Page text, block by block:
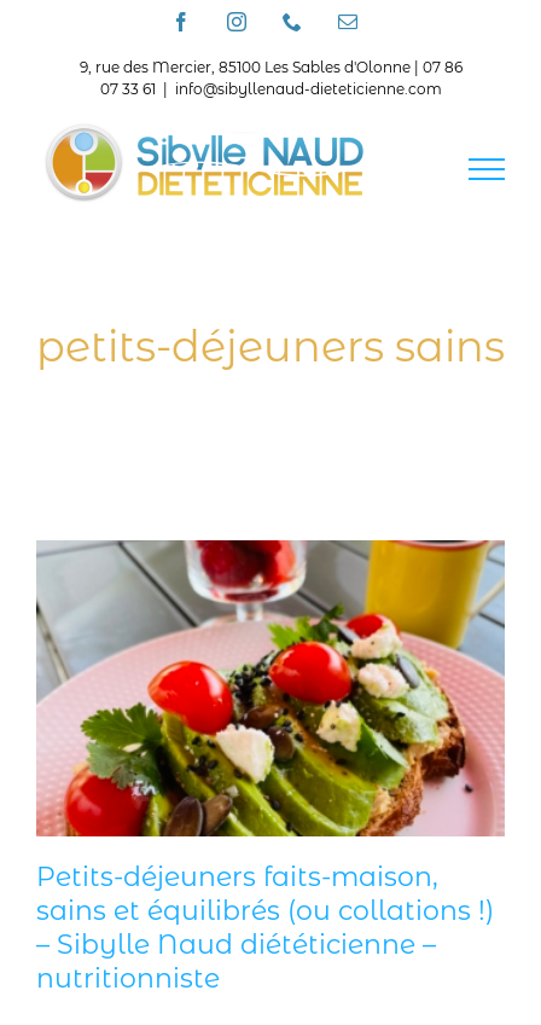
FacebookInstagramTéléphoneEmail
9, rue des Mercier, 85100 Les Sables d'Olonne | 07 86
07 33 61
info@sibyllenaud-dieteticienne.com
petits-déjeuners sains
Petits-déjeuners faits-maison,
sains et équilibrés (ou collations !)
– Sibylle Naud diététicienne –
nutritionniste